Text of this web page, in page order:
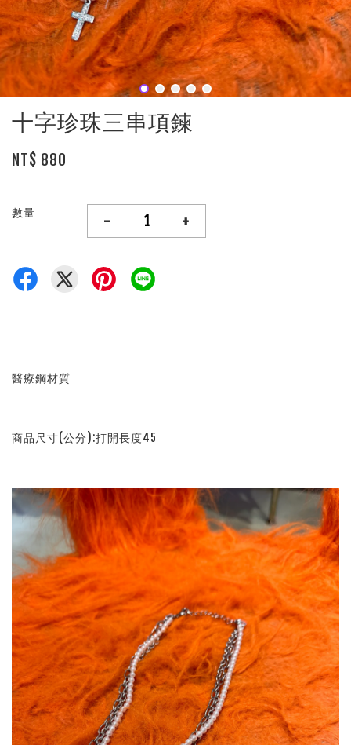
十字珍珠三串項鍊
NT$ 880
數量 - +
醫療鋼材質
商品尺寸(公分):打開長度45